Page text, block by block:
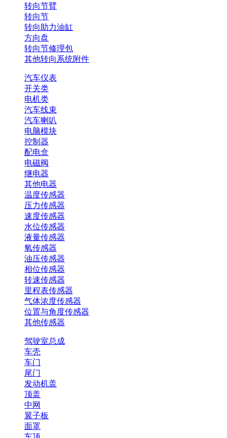
转向节臂
转向节
转向助力油缸
方向盘
转向节修理包
其他转向系统附件
汽车仪表
开关类
电机类
汽车线束
汽车喇叭
电脑模块
控制器
配电盒
电磁阀
继电器
其他电器
温度传感器
压力传感器
速度传感器
水位传感器
液量传感器
氧传感器
油压传感器
相位传感器
转速传感器
里程表传感器
气体浓度传感器
位置与角度传感器
其他传感器
驾驶室总成
车壳
车门
尾门
发动机盖
顶盖
中网
翼子板
面罩